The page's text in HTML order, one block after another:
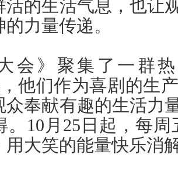
活的生活气息，也让
力量传递。
会》聚集了一群
他们作为喜剧的生
众奉献有趣的生活力
。10月25日起，每
用大笑的能量快乐消